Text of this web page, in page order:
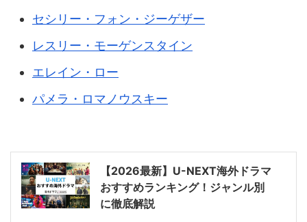
セシリー・フォン・ジーゲザー
レスリー・モーゲンスタイン
エレイン・ロー
パメラ・ロマノウスキー
【2026最新】U-NEXT海外ドラマ
おすすめランキング！ジャンル別
に徹底解説